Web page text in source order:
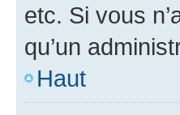
etc. Si vous
qu’un
Haut